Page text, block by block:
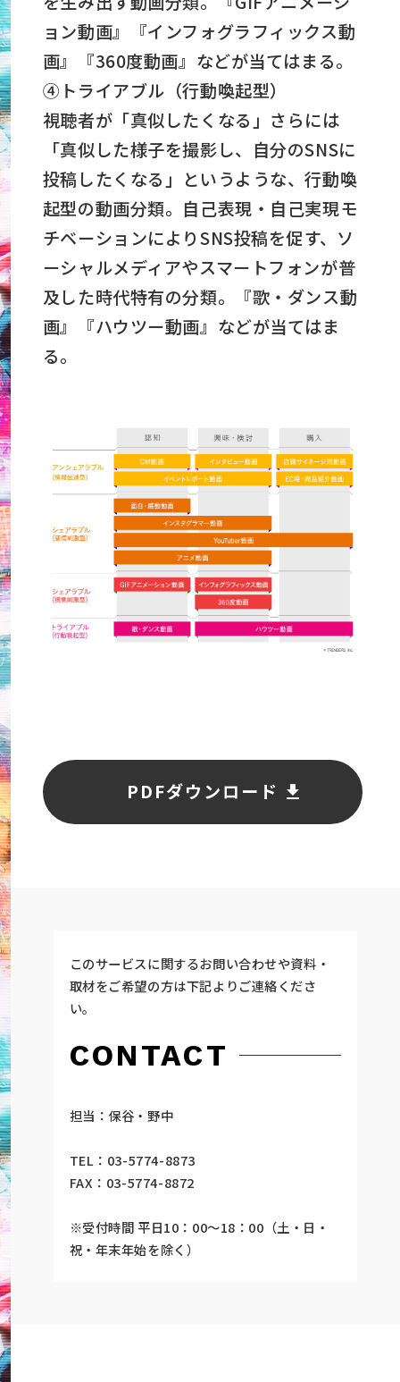
ョン動画』『インフォグラフィックス動
画』『360度動画』などが当てはまる。
④トライアブル（行動喚起型）
視聴者が「真似したくなる」さらには
「真似した様子を撮影し、自分のSNSに
投稿したくなる」というような、行動喚
起型の動画分類。自己表現・自己実現モ
チベーションによりSNS投稿を促す、ソ
ーシャルメディアやスマートフォンが普
及した時代特有の分類。『歌・ダンス動
画』『ハウツー動画』などが当てはま
る。
PDFダウンロード
このサービスに関するお問い合わせや資料・
取材をご希望の方は下記よりご連絡くださ
い。
CONTACT
担当：保谷・野中
TEL：03-5774-8873
FAX：03-5774-8872
※受付時間 平日10：00～18：00（土・日・
祝・年末年始を除く）